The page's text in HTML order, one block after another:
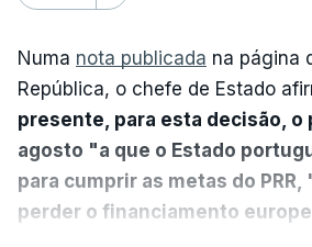
Numa nota publicada na página
República, o chefe de Estado
presente, para esta decisão, o
agosto "a que o Estado
para cumprir as metas do
perder o financiamento